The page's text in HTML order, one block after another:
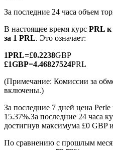
TradFi
Деривативы на акции,
сырьевые товары
За последние 24 часа объем
В настоящее время курс PRL к
за 1 PRL. Это означает:
1PRL=£0.2238GBP
£1GBP=4.46827524PRL
(Примечание: Комиссии за
включены.)
За последние 7 дней цена
15.37%.За последние 24 часа
достигнув максимума £0 GBP
По сравнению с прошлым